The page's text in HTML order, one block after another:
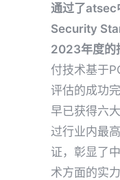
通过了atsec
Security
2023年度的
付技术基于
评估的成功
早已获得六
过行业内最
证，彰显了
术方面的实